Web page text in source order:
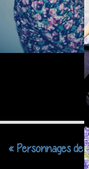
« Personnages de